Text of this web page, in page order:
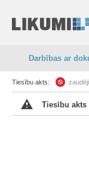
Darbības ar
Tiesību akts:
Tiesību